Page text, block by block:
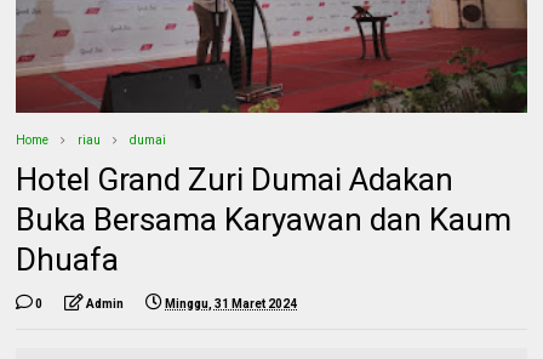
Home riau dumai
Hotel Grand Zuri Dumai Adakan
Buka Bersama Karyawan dan Kaum
Dhuafa
0 Admin Minggu, 31 Maret 2024